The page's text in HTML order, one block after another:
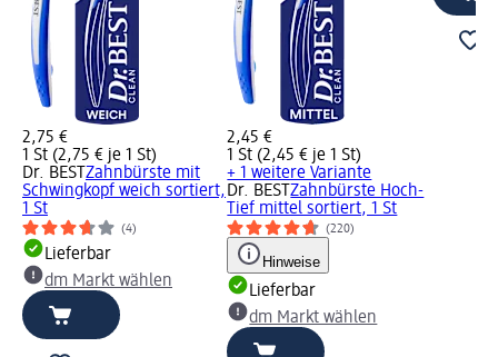
2,75 €
1 St (2,75 € je 1 St)
Dr. BEST Zahnbürste mit
Schwingkopf weich sortiert,
1 St
(4)
Lieferbar
dm Markt wählen
2,45 €
1 St (2,45 € je 1 St)
+ 1 weitere Variante
Dr. BESTZahnbürste Hoch-
Tief mittel sortiert, 1 St
(220)
Hinweise
Lieferbar
dm Markt wählen